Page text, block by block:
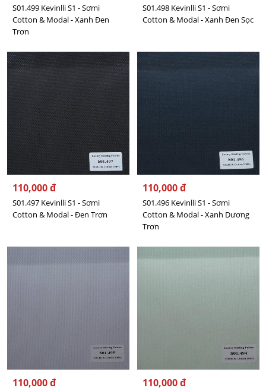
S01.499 Kevinlli S1 - Sơmi
Cotton & Modal - Xanh Đen
Trơn
S01.498 Kevinlli S1 - Sơmi
Cotton & Modal - Xanh Đen Sọc
110,000 đ
S01.497 Kevinlli S1 - Sơmi
Cotton & Modal - Đen Trơn
110,000 đ
S01.496 Kevinlli S1 - Sơmi
Cotton & Modal - Xanh Dương
Trơn
110,000 đ 110,000 đ